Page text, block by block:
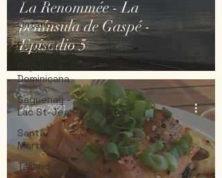
México
Ontario
Portugal
Républica
Dominicana
Saguenay -
Lac St-Jean
Santa-
Marta
Tailandia
La Renommée - La
península de Gaspé -
Episodio 5
24 nov 2021